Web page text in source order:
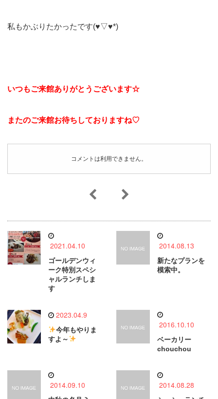
私もかぶりたかったです(♥▽♥*)
いつもご来館ありがとうございます☆
またのご来館お待ちしておりますね♡
コメントは利用できません。
2021.04.10
ゴールデンウィ
ーク特別スペシ
ャルランチしま
す
2014.08.13
新たなプランを
模索中。
2023.04.9
今年もやりま
すよ～
2016.10.10
ベーカリー
chouchou
2014.09.10 2014.08.28